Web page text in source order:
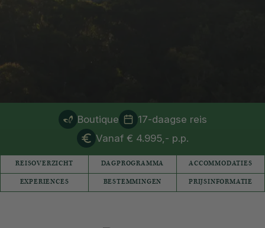
Boutique
17-daagse reis
Vanaf € 4.995,- p.p.
REISOVERZICHT DAGPROGRAMMA ACCOMMODATIES
EXPERIENCES BESTEMMINGEN PRIJSINFORMATIE